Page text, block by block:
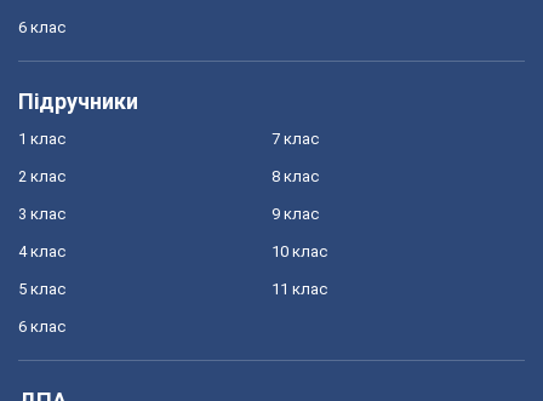
6 клас
Підручники
1 клас
2 клас
3 клас
4 клас
5 клас
6 клас
7 клас
8 клас
9 клас
10 клас
11 клас